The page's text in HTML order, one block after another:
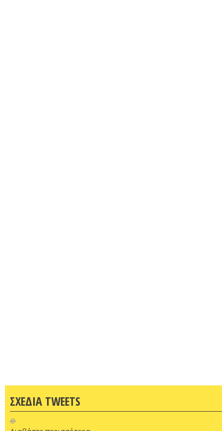
ΣΧΕΔΙΑ TWEETS
@